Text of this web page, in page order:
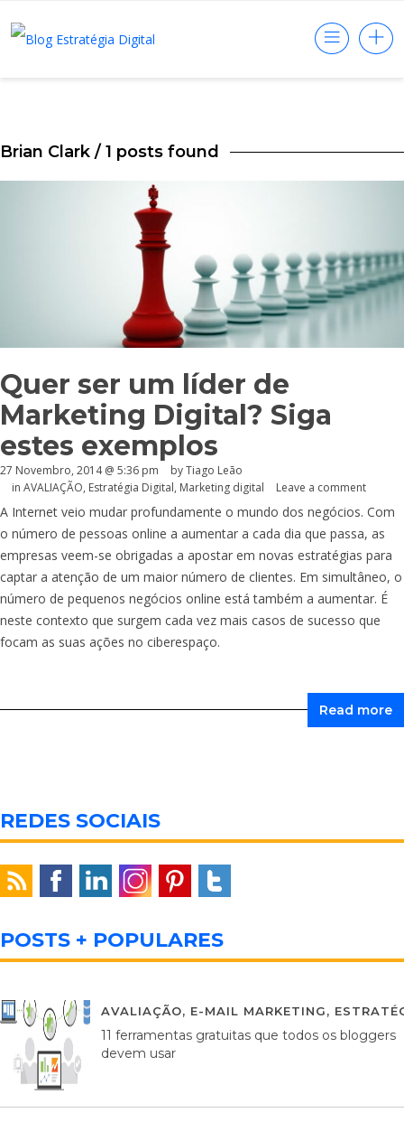
Brian Clark / 1 posts found
Quer ser um líder de
Marketing Digital? Siga
estes exemplos
27 Novembro, 2014 @ 5:36 pm
by Tiago Leão
in AVALIAÇÃO, Estratégia Digital, Marketing digital Leave a comment
A Internet veio mudar profundamente o mundo dos negócios. Com
o número de pessoas online a aumentar a cada dia que passa, as
empresas veem-se obrigadas a apostar em novas estratégias para
captar a atenção de um maior número de clientes. Em simultâneo, o
número de pequenos negócios online está também a aumentar. É
neste contexto que surgem cada vez mais casos de sucesso que
focam as suas ações no ciberespaço.
Read more
REDES SOCIAIS
POSTS + POPULARES
AVALIAÇÃO, E-MAIL MARKETING,
11 ferramentas gratuitas que todos os bloggers
devem usar